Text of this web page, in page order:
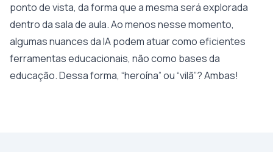
ponto de vista, da forma que a mesma será explorada
dentro da sala de aula. Ao menos nesse momento,
algumas nuances da IA podem atuar como eficientes
ferramentas educacionais, não como bases da
educação. Dessa forma, “heroína” ou “vilã”? Ambas!